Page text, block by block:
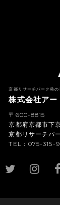
京都リサーチパーク発
株式会社アー
〒600-8815
京都府京都市下
京都リサーチパ
TEL：075-315-